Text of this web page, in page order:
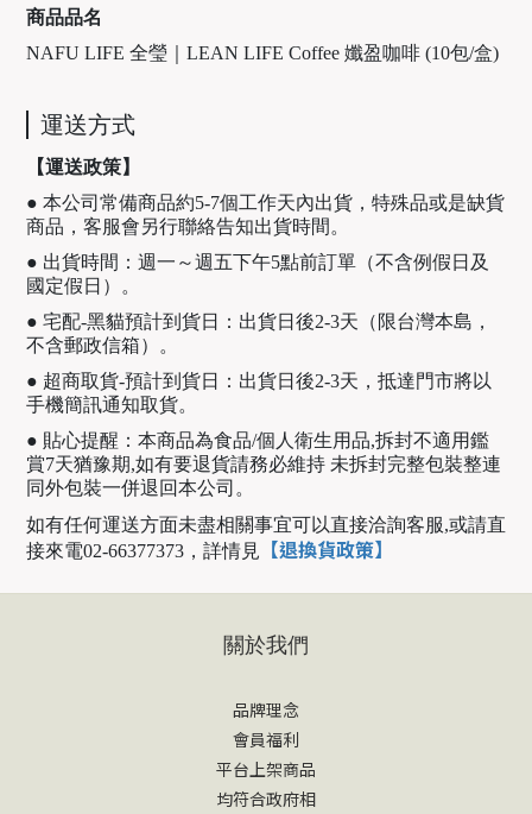
商品品名
NAFU LIFE 全瑩｜LEAN LIFE Coffee 孅盈咖啡 (10包/盒)
運送方式
【運送政策】
● 本公司常備商品約5-7個工作天內出貨，特殊品或是缺貨
商品，客服會另行聯絡告知出貨時間。
● 出貨時間：週一～週五下午5點前訂單（不含例假日及
國定假日）。
● 宅配-黑貓預計到貨日：出貨日後2-3天（限台灣本島，
不含郵政信箱）。
● 超商取貨-預計到貨日：出貨日後2-3天，抵達門市將以
手機簡訊通知取貨。
● 貼心提醒：本商品為食品/個人衛生用品,拆封不適用鑑
賞7天猶豫期,如有要退貨請務必維持 未拆封完整包裝整連
同外包裝一併退回本公司。
如有任何運送方面未盡相關事宜可以直接洽詢客服,或請直
接來電02-66377373， 詳情見 【退換貨政策】
關於我們
品牌理念
會員福利
平台上架商品
均符合政府相